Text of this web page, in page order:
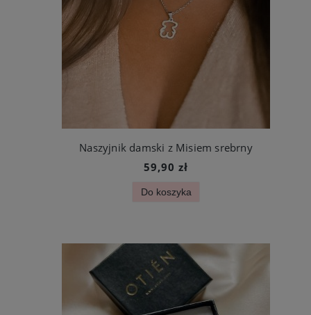
Naszyjnik damski z Misiem srebrny
59,90 zł
Do koszyka